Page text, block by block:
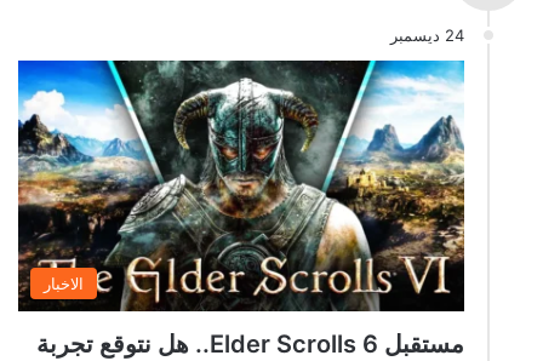
24 ديسمبر
الاخبار
مستقبل Elder Scrolls 6.. هل نتوقع تجربة